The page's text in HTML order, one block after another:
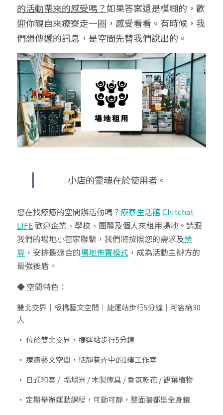
的活動帶來的感受嗎？如果答案還是模糊的，歡
迎你親自來療寮走一圈，感受看看。有時候，我
們想傳遞的訊息，是空間先替我們說出的。
小店的靈魂在於使用者。
您在找療癒的空間辦活動嗎？療寮生活館 Chitchat
LIFE 歡迎企業、學校、團體及個人來租用場地。請跟
我們的場地小管家聯繫，我們將按照您的需求及預
算 ，安排最適合的場地佈置模式 ，成為活動主辦方的
最強後盾。
◆ 空間特色：
雙北交界｜板橋藝文空間｜捷運站步行5分鐘｜可容納30
人
• 位於雙北交界，捷運站步行5分鐘
• 療癒藝文空間，恬靜巷弄中的1樓工作室
• 日式和室 /  塌塌米 / 木製傢具 / 香氛乾花 / 觀葉植物
• 定期舉辦運動課程，可動可靜，整面牆都是全身鏡